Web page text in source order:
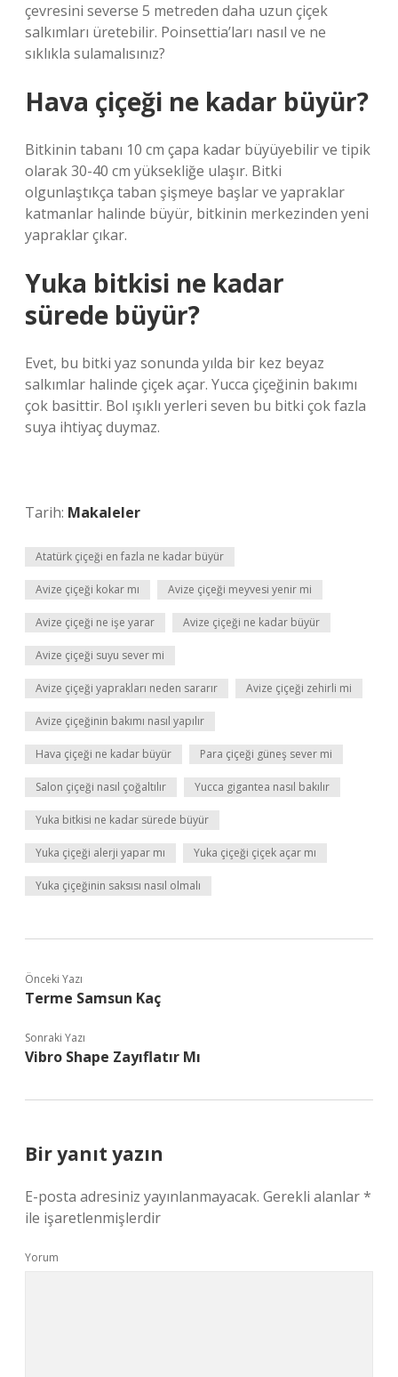
çevresini severse 5 metreden daha uzun çiçek
salkımları üretebilir. Poinsettia’ları nasıl ve ne
sıklıkla sulamalısınız?
Hava çiçeği ne kadar büyür?
Bitkinin tabanı 10 cm çapa kadar büyüyebilir ve tipik
olarak 30-40 cm yüksekliğe ulaşır. Bitki
olgunlaştıkça taban şişmeye başlar ve yapraklar
katmanlar halinde büyür, bitkinin merkezinden yeni
yapraklar çıkar.
Yuka bitkisi ne kadar
sürede büyür?
Evet, bu bitki yaz sonunda yılda bir kez beyaz
salkımlar halinde çiçek açar. Yucca çiçeğinin bakımı
çok basittir. Bol ışıklı yerleri seven bu bitki çok fazla
suya ihtiyaç duymaz.
Tarih: Makaleler
Atatürk çiçeği en fazla ne kadar büyür
Avize çiçeği kokar mı Avize çiçeği meyvesi yenir mi
Avize çiçeği ne işe yarar Avize çiçeği ne kadar büyür
Avize çiçeği suyu sever mi
Avize çiçeği yaprakları neden sararır Avize çiçeği zehirli mi
Avize çiçeğinin bakımı nasıl yapılır
Hava çiçeği ne kadar büyür Para çiçeği güneş sever mi
Salon çiçeği nasıl çoğaltılır Yucca gigantea nasıl bakılır
Yuka bitkisi ne kadar sürede büyür
Yuka çiçeği alerji yapar mı Yuka çiçeği çiçek açar mı
Yuka çiçeğinin saksısı nasıl olmalı
Önceki Yazı
Terme Samsun Kaç
Sonraki Yazı
Vibro Shape Zayıflatır Mı
Bir yanıt yazın
E-posta adresiniz yayınlanmayacak. Gerekli alanlar*
ile işaretlenmişlerdir
Yorum